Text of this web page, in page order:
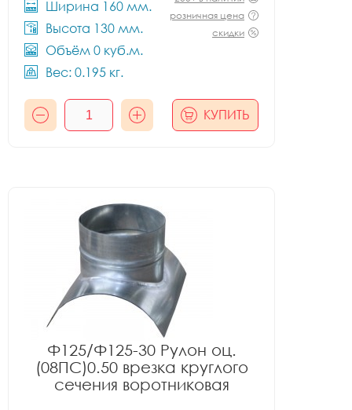
Ширина 160 мм.
Высота 130 мм.
Объём 0 куб.м.
Вес: 0.195 кг.
розничная цена
скидки
КУПИТЬ
Ф125/Ф125-30 Рулон оц.
(08ПС)0.50 врезка круглого
сечения воротниковая